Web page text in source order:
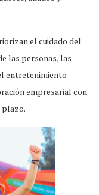
el cuidado del
las personas, las
entretenimiento
empresarial con
plazo.